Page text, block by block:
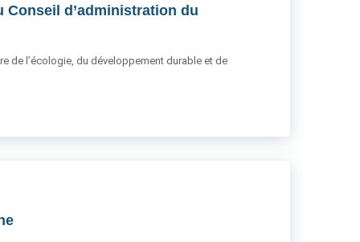
Conseil d’administration du
de l’écologie, du développement durable et de